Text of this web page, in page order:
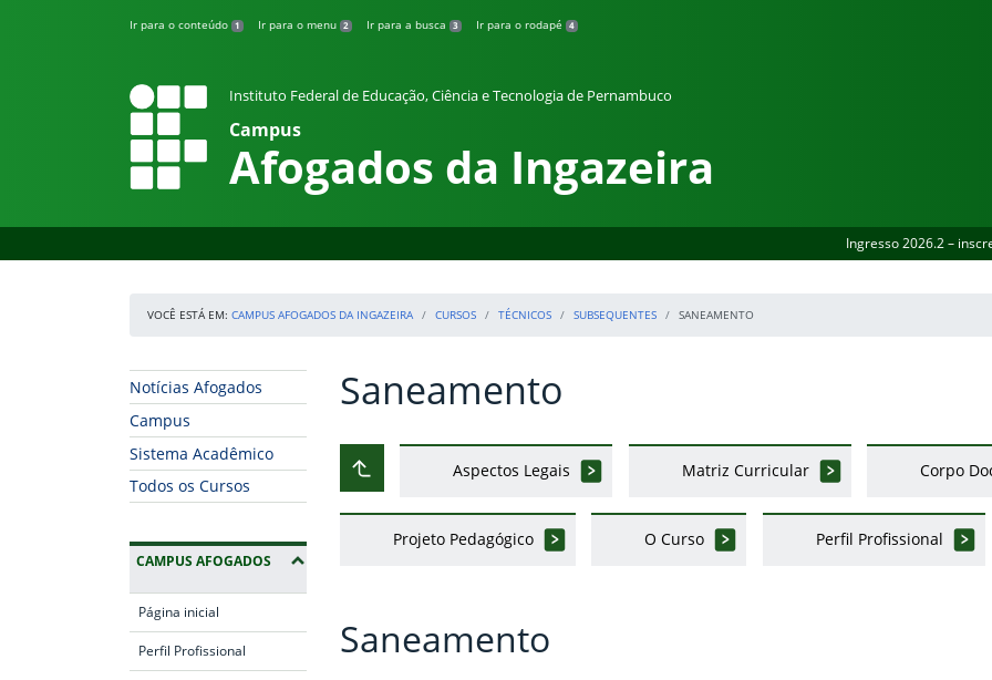
Ir para o conteúdo 1 Ir para o menu 2 Ir para a busca 3 Ir para o rodapé 4
Instituto Federal de Educação, Ciência e Tecnologia de Pernambuco
Campus
Afogados da Ingazeira
Ingresso 2026.2 –
VOCÊ ESTÁ EM: CAMPUS AFOGADOS DA INGAZEIRA CURSOS TÉCNICOS SUBSEQUENTES SANEAMENTO
Início da navegação
Notícias Afogados
Campus
Sistema Acadêmico
Todos os Cursos
CAMPUS AFOGADOS
Página inicial
Perfil Profissional
Início do conteúdo
Saneamento
Subir ao nível anterior
Aspectos Legais Matriz Curricular Corpo
Projeto Pedagógico O Curso Perfil Profissional
Saneamento